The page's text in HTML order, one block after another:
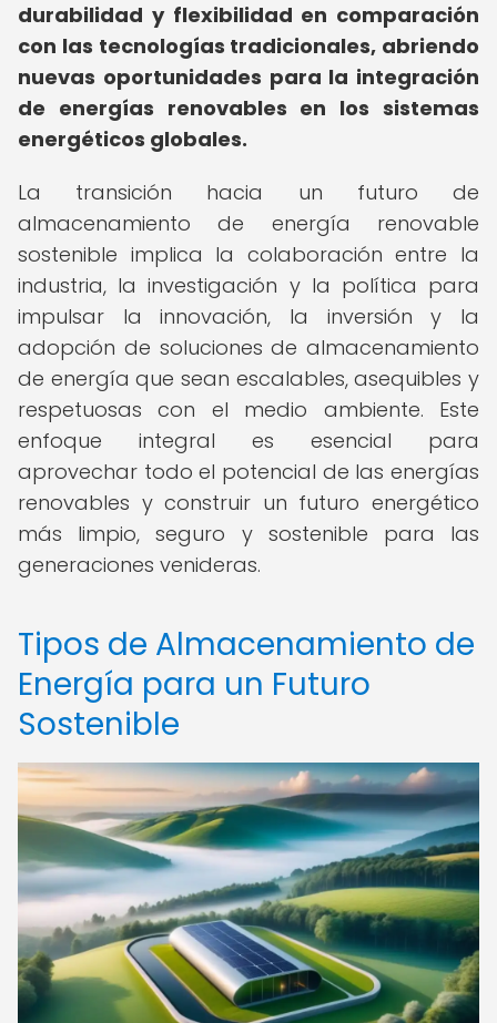
durabilidad y flexibilidad en comparación
con las tecnologías tradicionales, abriendo
nuevas oportunidades para la integración
de energías renovables en los sistemas
energéticos globales.
La transición hacia un futuro de
almacenamiento de energía renovable
sostenible implica la colaboración entre la
industria, la investigación y la política para
impulsar la innovación, la inversión y la
adopción de soluciones de almacenamiento
de energía que sean escalables, asequibles y
respetuosas con el medio ambiente. Este
enfoque integral es esencial para
aprovechar todo el potencial de las energías
renovables y construir un futuro energético
más limpio, seguro y sostenible para las
generaciones venideras.
Tipos de Almacenamiento de
Energía para un Futuro
Sostenible